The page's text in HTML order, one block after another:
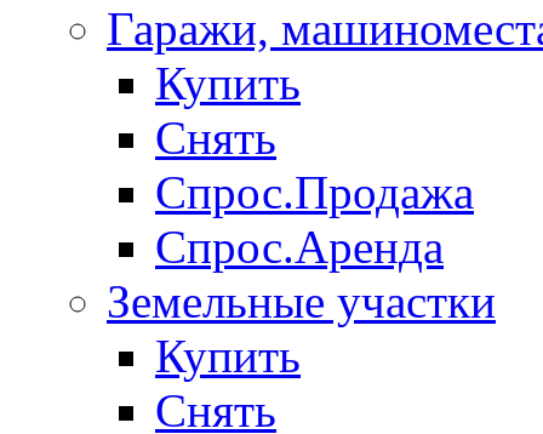
Гаражи,
Купить
Снять
Спрос.Продажа
Спрос.Аренда
Земельные участки
Купить
Снять